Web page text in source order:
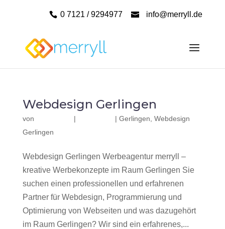
0 7121 / 9294977 info@merryll.de
Webdesign Gerlingen
von | | Gerlingen Webdesign
Gerlingen
Webdesign Gerlingen Werbeagentur merryll –
kreative Werbekonzepte im Raum Gerlingen Sie
suchen einen professionellen und erfahrenen
Partner für Webdesign, Programmierung und
Optimierung von Webseiten und was dazugehört
im Raum Gerlingen? Wir sind ein erfahrenes,...